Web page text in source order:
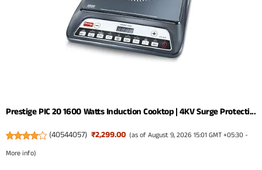
Prestige PIC 20 1600 Watts Induction Cooktop | 4KV Surge Protecti...
(40544057) ₹2,299.00 (as of August 9, 2026 15:01 GMT +05:30 -
More info)